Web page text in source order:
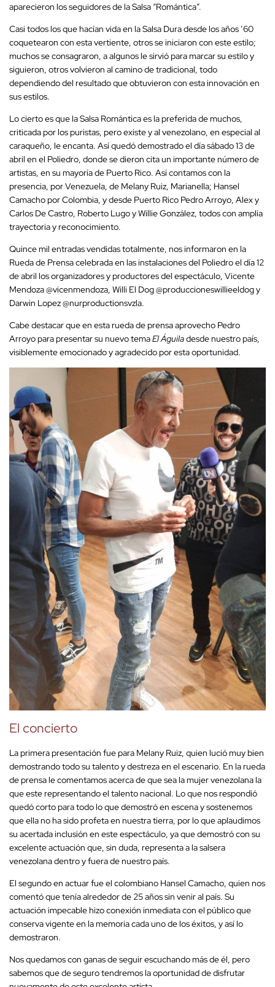
aparecieron los seguidores de la Salsa “Romántica”.
Casi todos los que hacían vida en la Salsa Dura desde los años ’60
coquetearon con esta vertiente, otros se iniciaron con este estilo;
muchos se consagraron, a algunos le sirvió para marcar su estilo y
siguieron, otros volvieron al camino de tradicional, todo
dependiendo del resultado que obtuvieron con esta innovación en
sus estilos.
Lo cierto es que la Salsa Romántica es la preferida de muchos,
criticada por los puristas, pero existe y al venezolano, en especial al
caraqueño, le encanta. Así quedó demostrado el día sábado 13 de
abril en el Poliedro, donde se dieron cita un importante número de
artistas, en su mayoría de Puerto Rico. Así contamos con la
presencia, por Venezuela, de Melany Ruiz, Marianella; Hansel
Camacho por Colombia, y desde Puerto Rico Pedro Arroyo, Alex y
Carlos De Castro, Roberto Lugo y Willie González, todos con amplia
trayectoria y reconocimiento.
Quince mil entradas vendidas totalmente, nos informaron en la
Rueda de Prensa celebrada en las instalaciones del Poliedro el día 12
de abril los organizadores y productores del espectáculo, Vicente
Mendoza @vicenmendoza, Willi El Dog @produccioneswillieeldog y
Darwin Lopez @nurproductionsvzla.
Cabe destacar que en esta rueda de prensa aprovecho Pedro
Arroyo para presentar su nuevo temaEl Águiladesde nuestro país,
visiblemente emocionado y agradecido por esta oportunidad.
El concierto
La primera presentación fue para Melany Ruiz, quien lució muy bien
demostrando todo su talento y destreza en el escenario. En la rueda
de prensa le comentamos acerca de que sea la mujer venezolana la
que este representando el talento nacional. Lo que nos respondió
quedó corto para todo lo que demostró en escena y sostenemos
que ella no ha sido profeta en nuestra tierra, por lo que aplaudimos
su acertada inclusión en este espectáculo, ya que demostró con su
excelente actuación que, sin duda, representa a la salsera
venezolana dentro y fuera de nuestro país.
El segundo en actuar fue el colombiano Hansel Camacho, quien nos
comentó que tenía alrededor de 25 años sin venir al país. Su
actuación impecable hizo conexión inmediata con el público que
conserva vigente en la memoria cada uno de los éxitos, y así lo
demostraron.
Nos quedamos con ganas de seguir escuchando más de él, pero
sabemos que de seguro tendremos la oportunidad de disfrutar